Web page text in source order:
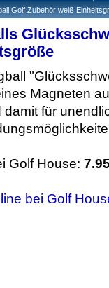
Golf Zubehör weiß
Magneten
damit für
Golf House:
bei Golf